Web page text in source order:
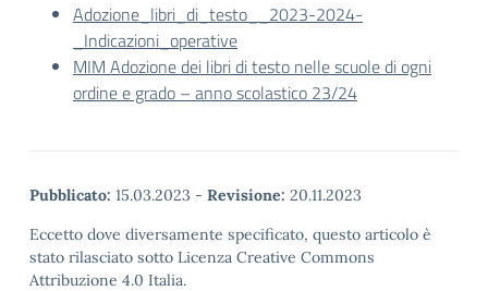
Adozione_libri_di_testo__2023-2024-
_Indicazioni_operative
MIM Adozione dei libri di testo nelle scuole di ogni
ordine e grado – anno scolastico 23/24
Pubblicato: 15.03.2023 - Revisione: 20.11.2023
Eccetto dove diversamente specificato, questo articolo è
stato rilasciato sotto Licenza Creative Commons
Attribuzione 4.0 Italia.